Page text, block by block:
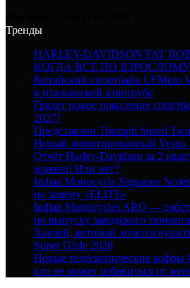
Тренды
HARLEY-DAVIDSON FAT
КОГДА ВСЕ ПО ВЗРОСЛОМУ! |
Китайский спортбайк CFMoto
в итальянской аэротрубе
Грядет новое поколение
2027!
Представлен Triumph Speed
Новый лимитированный Vespa
Отчёт Harley-Davidson за 2
мрачно! Или нет?
Indian Motorcycle Signature
на замену «ELITE»
Indian Motorcycles ARO —
по выпуску заводского тюнинга
Харлей, который хочется
Super Glide 2026
Новые телескопические
кто не может избавиться от